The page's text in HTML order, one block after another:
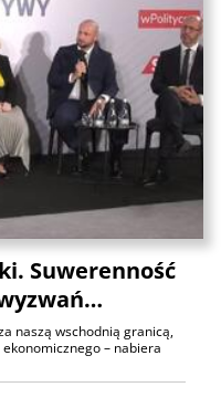
Suwerenność
naszą wschodnią granicą,
– nabiera